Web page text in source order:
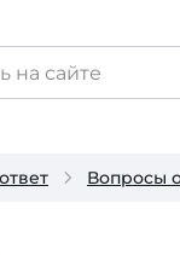
Вопросы